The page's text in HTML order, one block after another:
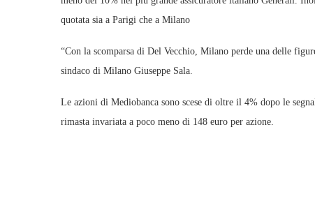
quotata sia a Parigi che a Milano
“Con la scomparsa di Del Vecchio, Milano perde una delle
sindaco di Milano Giuseppe Sala.
Le azioni di Mediobanca sono scese di oltre il 4% dopo le
rimasta invariata a poco meno di 148 euro per azione.